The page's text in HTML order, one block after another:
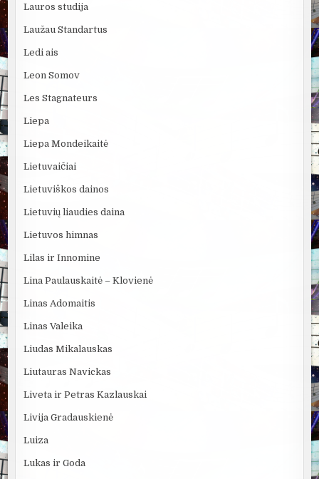
Lauros studija
Laužau Standartus
Ledi ais
Leon Somov
Les Stagnateurs
Liepa
Liepa Mondeikaitė
Lietuvaičiai
Lietuviškos dainos
Lietuvių liaudies daina
Lietuvos himnas
Lilas ir Innomine
Lina Paulauskaitė – Klovienė
Linas Adomaitis
Linas Valeika
Liudas Mikalauskas
Liutauras Navickas
Liveta ir Petras Kazlauskai
Livija Gradauskienė
Luiza
Lukas ir Goda